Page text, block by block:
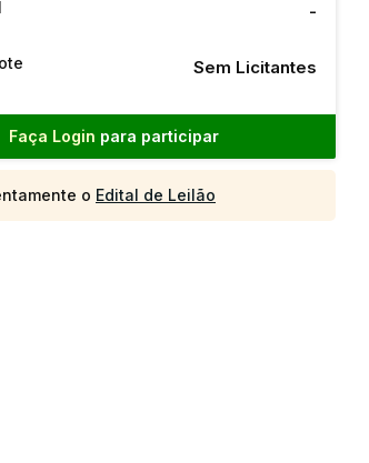
-
Sem Licitantes
Faça Login para participar
o Edital de Leilão